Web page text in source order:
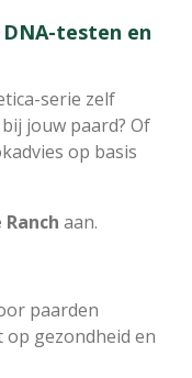
testen en
serie zelf
jouw paard? Of
op basis
aan.
paarden
op gezondheid en